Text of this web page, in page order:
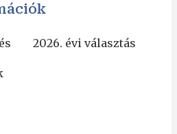
2026. évi választás